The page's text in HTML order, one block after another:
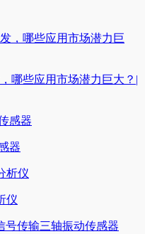
哪些应用市场潜力巨大？|
器
仪